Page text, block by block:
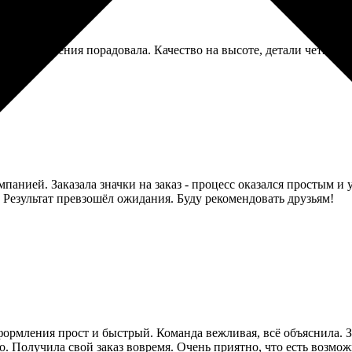
выполнения порадовала. Качество на высоте, детали
Заказала значки на заказ - процесс оказался простым
превзошёл ожидания. Буду рекомендовать друзьям!
прост и быстрый. Команда вежливая, всё объяснила.
Получила свой заказ вовремя. Очень приятно, что есть